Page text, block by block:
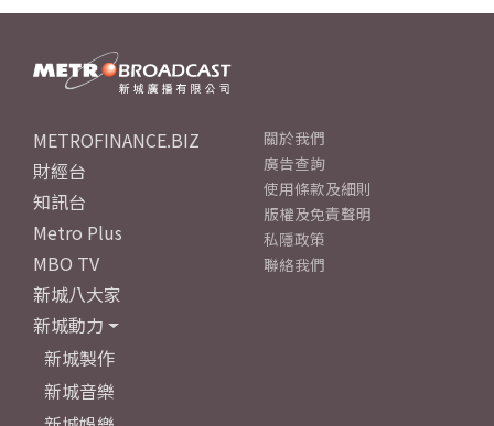
METROFINANCE.BIZ
財經台
知訊台
Metro Plus
MBO TV
新城八大家
新城動力
新城製作
新城音樂
關於我們
廣告查詢
使用條款及細則
版權及免責聲明
私隱政策
聯絡我們